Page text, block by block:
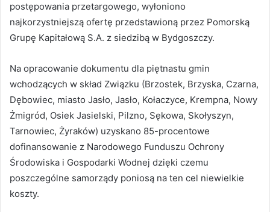
postępowania przetargowego, wyłoniono
najkorzystniejszą ofertę przedstawioną przez Pomorską
Grupę Kapitałową S.A. z siedzibą w Bydgoszczy.
Na opracowanie dokumentu dla piętnastu gmin
wchodzących w skład Związku (Brzostek, Brzyska, Czarna,
Dębowiec, miasto Jasło, Jasło, Kołaczyce, Krempna, Nowy
Żmigród, Osiek Jasielski, Pilzno, Sękowa, Skołyszyn,
Tarnowiec, Żyraków) uzyskano 85-procentowe
dofinansowanie z Narodowego Funduszu Ochrony
Środowiska i Gospodarki Wodnej dzięki czemu
poszczególne samorządy poniosą na ten cel niewielkie
koszty.